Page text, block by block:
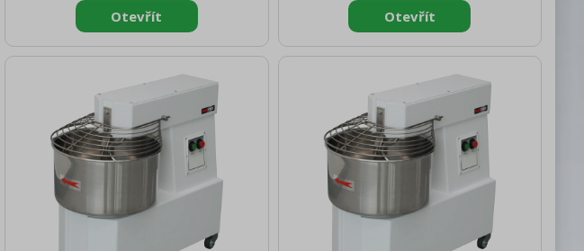
750 Hmotnost brutto [kg]: 77.00 Vnější
barva zařízení: Bílé Materiál: Lakovaný
plech Typ spotřebiče: Elektrické
Napájení: 230 V / 1N - 50 Hz Objem
komory [l]: 20 Start /stop: Ano Typ
ovládání: Mechanické Počet rychlostí
zařízení: 1 Výška vnitřní č
750 Hmotnost brutto [kg]: 77.00 Vnější
barva zařízení: Bílé Materiál: Lakovaný
plech Typ spotřebiče: Elektrické
Napájení: 400 V / 3N - 50 Hz Objem
komory [l]: 20 Start /stop: Ano Typ
ovládání: Mechanické Počet rychlostí
zařízení: 1 Výška vnitřní č